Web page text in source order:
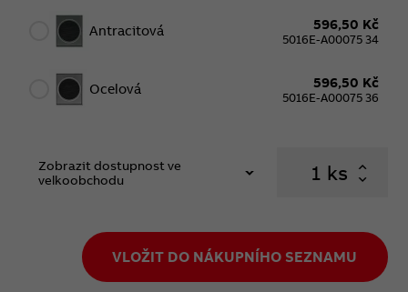
Antracitová 596,50 Kč
5016E-A00075 34
Ocelová 596,50 Kč
5016E-A00075 36
Zobrazit dostupnost ve
velkoobchodu
ks
VLOŽIT DO NÁKUPNÍHO SEZNAMU